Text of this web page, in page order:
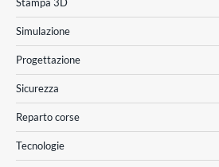
Stampa 3D
Simulazione
Progettazione
Sicurezza
Reparto corse
Tecnologie